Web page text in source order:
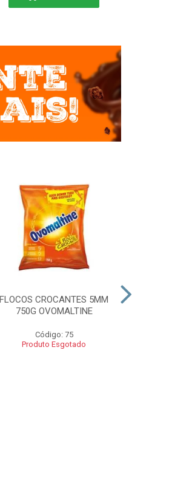
FLOCOS CROCANTES 5MM
750G OVOMALTINE
Código: 75
Produto Esgotado